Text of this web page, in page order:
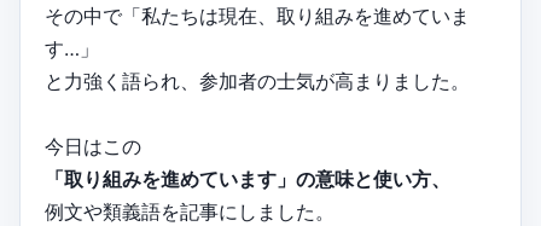
その中で「私たちは現在、取り組みを進めていま
す…」
と力強く語られ、参加者の士気が高まりました。
今日はこの
「取り組みを進めています」の意味と使い方、
例文や類義語を記事にしました。